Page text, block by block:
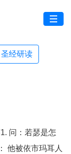
圣经研读
问：若瑟是怎
他被依市玛耳人